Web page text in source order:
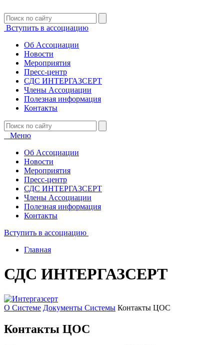
Вступить в ассоциацию
Об Ассоциации
Новости
Мероприятия
Пресс-центр
СДС ИНТЕРГАЗСЕРТ
Члены Ассоциации
Полезная информация
Контакты
Меню
Об Ассоциации
Новости
Мероприятия
Пресс-центр
СДС ИНТЕРГАЗСЕРТ
Члены Ассоциации
Полезная информация
Контакты
Вступить в ассоциацию
Главная
СДС ИНТЕРГАЗСЕРТ
О Системе Документы Системы Контакты ЦОС
Контакты ЦОС